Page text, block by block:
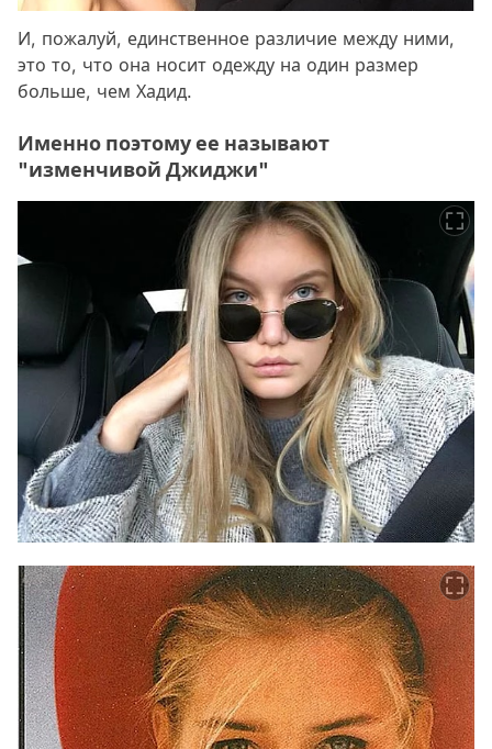
И, пожалуй, единственное различие между ними,
это то, что она носит одежду на один размер
больше, чем Хадид.
Именно поэтому ее называют
"изменчивой Джиджи"